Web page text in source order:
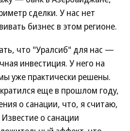
сделки. У нас нет
бизнес в этом регионе.
что "Уралсиб" для нас —
инвестиция. У него на
уже практически решены.
еще в прошлом году,
о санации, что, я считаю,
о санации